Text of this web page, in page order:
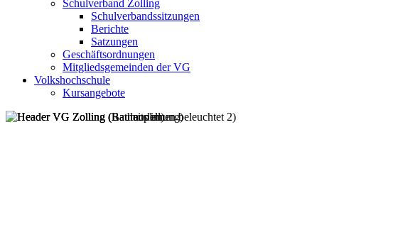
Schulverband Zolling
Schulverbandssitzungen
Berichte
Satzungen
Geschäftsordnungen
Mitgliedsgemeinden der VG
Volkshochschule
Kursangebote